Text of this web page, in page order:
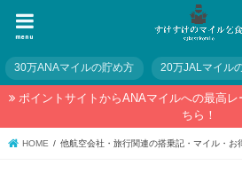
menu
30万ANAマイルの貯め方 20万JALマイル
ポイントサイトからANAマイルへの最高
ちら！
HOME 他航空会社・旅行関連の搭乗記・マイル・お